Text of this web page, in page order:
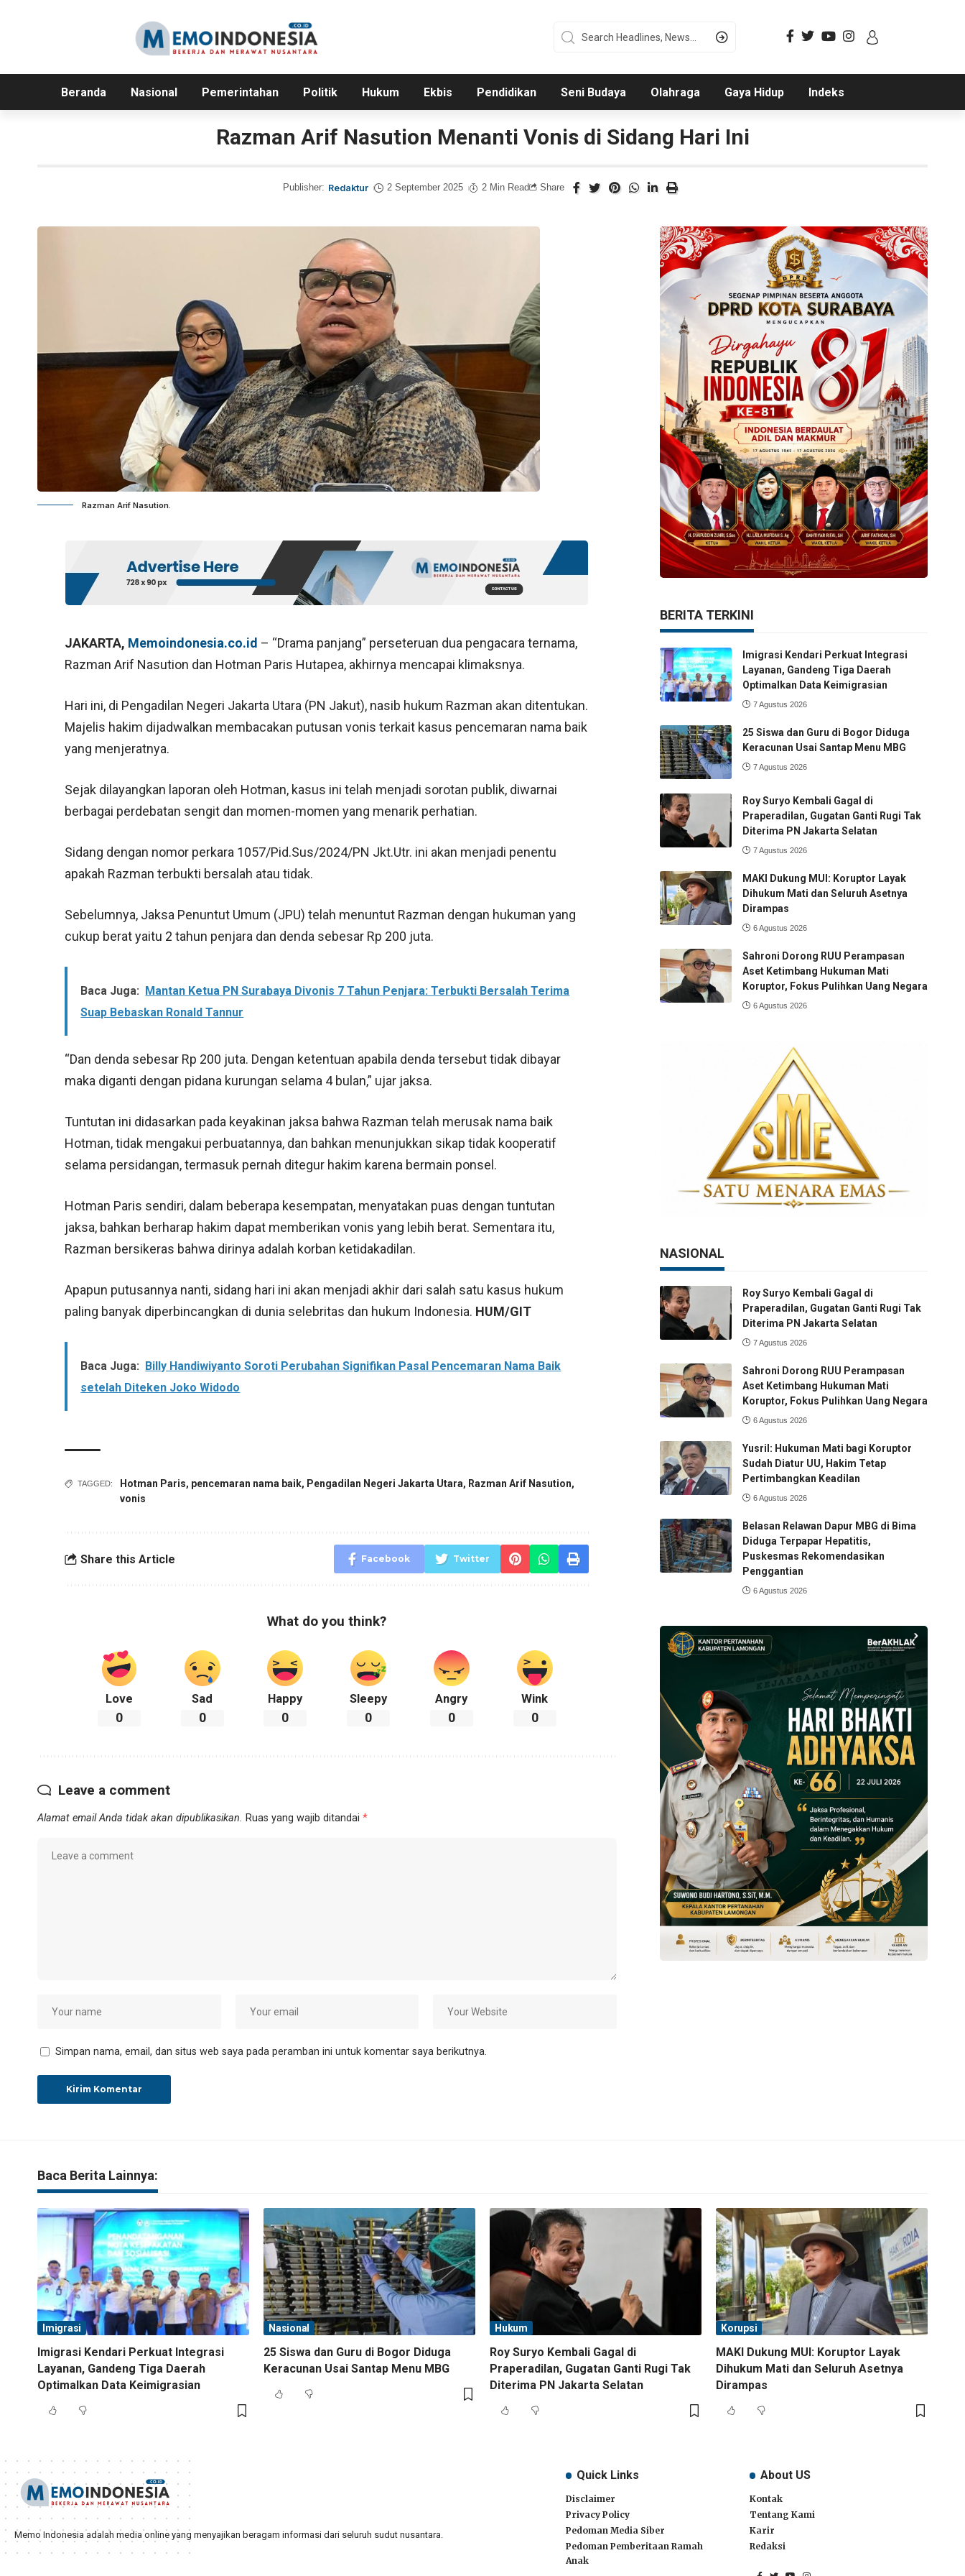
Beranda Nasional Pemerintahan Politik Hukum Ekbis Pendidikan Seni Budaya Olahraga Gaya Hidup Indeks
Razman Arif Nasution Menanti Vonis di Sidang Hari Ini
Publisher: Redaktur 2 September 2025 2 Min Read Share
Razman Arif Nasution.
JAKARTA, Memoindonesia.co.id – “Drama panjang” perseteruan dua pengacara ternama,
Razman Arif Nasution dan Hotman Paris Hutapea, akhirnya mencapai klimaksnya.
Hari ini, di Pengadilan Negeri Jakarta Utara (PN Jakut), nasib hukum Razman akan ditentukan.
Majelis hakim dijadwalkan membacakan putusan vonis terkait kasus pencemaran nama baik
yang menjeratnya.
Sejak dilayangkan laporan oleh Hotman, kasus ini telah menjadi sorotan publik, diwarnai
berbagai perdebatan sengit dan momen-momen yang menarik perhatian.
Sidang dengan nomor perkara 1057/Pid.Sus/2024/PN Jkt.Utr. ini akan menjadi penentu
apakah Razman terbukti bersalah atau tidak.
Sebelumnya, Jaksa Penuntut Umum (JPU) telah menuntut Razman dengan hukuman yang
cukup berat yaitu 2 tahun penjara dan denda sebesar Rp 200 juta.
Baca Juga:
Mantan Ketua PN Surabaya Divonis 7 Tahun Penjara: Terbukti Bersalah Terima
Suap Bebaskan Ronald Tannur
“Dan denda sebesar Rp 200 juta. Dengan ketentuan apabila denda tersebut tidak dibayar
maka diganti dengan pidana kurungan selama 4 bulan,” ujar jaksa.
Tuntutan ini didasarkan pada keyakinan jaksa bahwa Razman telah merusak nama baik
Hotman, tidak mengakui perbuatannya, dan bahkan menunjukkan sikap tidak kooperatif
selama persidangan, termasuk pernah ditegur hakim karena bermain ponsel.
Hotman Paris sendiri, dalam beberapa kesempatan, menyatakan puas dengan tuntutan
jaksa, bahkan berharap hakim dapat memberikan vonis yang lebih berat. Sementara itu,
Razman bersikeras bahwa dirinya adalah korban ketidakadilan.
Apapun putusannya nanti, sidang hari ini akan menjadi akhir dari salah satu kasus hukum
paling banyak diperbincangkan di dunia selebritas dan hukum Indonesia. HUM/GIT
Baca Juga:
Billy Handiwiyanto Soroti Perubahan Signifikan Pasal Pencemaran Nama Baik
setelah Diteken Joko Widodo
TAGGED: Hotman Paris, pencemaran nama baik, Pengadilan Negeri Jakarta Utara, Razman Arif Nasution,
vonis
Share this Article Facebook Twitter
What do you think?
Love
0
Sad
0
Happy
0
Sleepy
0
Angry
0
Wink
0
Leave a comment
Alamat email Anda tidak akan dipublikasikan. Ruas yang wajib ditandai *
Simpan nama, email, dan situs web saya pada peramban ini untuk komentar saya berikutnya.
BERITA TERKINI
Imigrasi Kendari Perkuat Integrasi
Layanan, Gandeng Tiga Daerah
Optimalkan Data Keimigrasian
7 Agustus 2026
25 Siswa dan Guru di Bogor Diduga
Keracunan Usai Santap Menu MBG
7 Agustus 2026
Roy Suryo Kembali Gagal di
Praperadilan, Gugatan Ganti Rugi Tak
Diterima PN Jakarta Selatan
7 Agustus 2026
MAKI Dukung MUI: Koruptor Layak
Dihukum Mati dan Seluruh Asetnya
Dirampas
6 Agustus 2026
Sahroni Dorong RUU Perampasan
Aset Ketimbang Hukuman Mati
Koruptor, Fokus Pulihkan Uang Negara
6 Agustus 2026
NASIONAL
Roy Suryo Kembali Gagal di
Praperadilan, Gugatan Ganti Rugi Tak
Diterima PN Jakarta Selatan
7 Agustus 2026
Sahroni Dorong RUU Perampasan
Aset Ketimbang Hukuman Mati
Koruptor, Fokus Pulihkan Uang Negara
6 Agustus 2026
Yusril: Hukuman Mati bagi Koruptor
Sudah Diatur UU, Hakim Tetap
Pertimbangkan Keadilan
6 Agustus 2026
Belasan Relawan Dapur MBG di Bima
Diduga Terpapar Hepatitis,
Puskesmas Rekomendasikan
Penggantian
6 Agustus 2026
Baca Berita Lainnya:
Imigrasi
Imigrasi Kendari Perkuat Integrasi
Layanan, Gandeng Tiga Daerah
Optimalkan Data Keimigrasian
Nasional
25 Siswa dan Guru di Bogor Diduga
Keracunan Usai Santap Menu MBG
Hukum
Roy Suryo Kembali Gagal di
Praperadilan, Gugatan Ganti Rugi Tak
Diterima PN Jakarta Selatan
Korupsi
MAKI Dukung MUI: Koruptor Layak
Dihukum Mati dan Seluruh Asetnya
Dirampas
Memo Indonesia adalah media online yang menyajikan beragam informasi dari seluruh sudut nusantara.
Quick Links
Disclaimer
Privacy Policy
Pedoman Media Siber
Pedoman Pemberitaan Ramah
Anak
About US
Kontak
Tentang Kami
Karir
Redaksi